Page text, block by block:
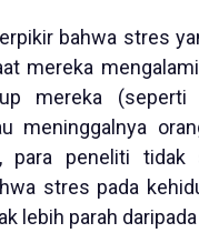
bahwa stres
mereka
mereka (seperti
meninggalnya
para peneliti tidak
stres pada
lebih parah